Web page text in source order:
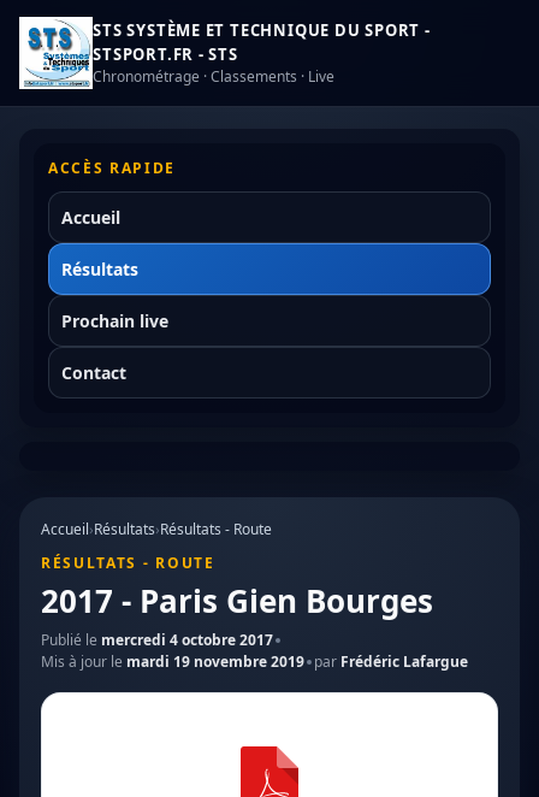
STS SYSTÈME ET TECHNIQUE DU SPORT -
STSPORT.FR - STS
Chronométrage · Classements · Live
ACCÈS RAPIDE
Accueil
Résultats
Prochain live
Contact
Accueil›Résultats›Résultats - Route
RÉSULTATS - ROUTE
2017 - Paris Gien Bourges
Publié le mercredi 4 octobre 2017
Mis à jour le mardi 19 novembre 2019 par Frédéric Lafargue